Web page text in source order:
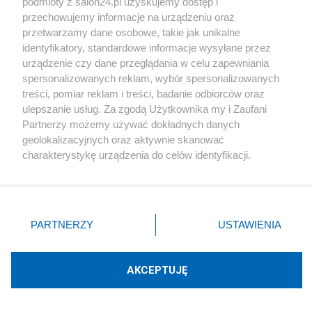
pięciu kadencji Rady Miejskiej w Tarnowie
dr.ciesielczyk@gmail.com
tel. 601 255 849
Autor: Marek Ciesielczyk
Marek Ciesielczyk
przechowujemy informacje na urządzeniu oraz
przetwarzamy dane osobowe, takie jak unikalne
identyfikatory, standardowe informacje wysyłane przez
urządzenie czy dane przeglądania w celu zapewniania
spersonalizowanych reklam, wybór spersonalizowanych
treści, pomiar reklam i treści, badanie odbiorców oraz
ulepszanie usług. Za zgodą Użytkownika my i Zaufani
Partnerzy możemy używać dokładnych danych
geolokalizacyjnych oraz aktywnie skanować
charakterystykę urządzenia do celów identyfikacji.
zmienić/wycofać klikając przycisk ustawień prywatności
znajdujący się w lewym dolnym rogu strony
rodzaje przetwarzania danych nie wymagają zgody
użytkownika, ale masz prawo sprzeciwić się takiemu
PARTNERZY USTAWIENIA
AKCEPTUJĘ